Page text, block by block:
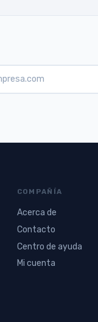
COMPAÑÍA
Acerca de
Contacto
Centro de ayuda
Mi cuenta